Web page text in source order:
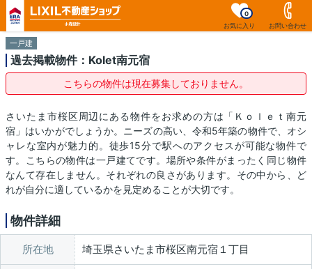
お気に入り
0
お問い合わせ
一戸建
過去掲載物件：Kolet南元宿
こちらの物件は現在募集しておりません。
さいたま市桜区周辺にある物件をお求めの方は「Ｋｏｌｅｔ南元
宿」はいかがでしょうか。ニーズの高い、令和5年築の物件で、オシ
ャレな室内が魅力的。徒歩15分で駅へのアクセスが可能な物件で
す。こちらの物件は一戸建てです。場所や条件がまったく同じ物件
なんて存在しません。それぞれの良さがあります。その中から、ど
れが自分に適しているかを見定めることが大切です。
物件詳細
所在地 埼玉県さいたま市桜区南元宿１丁目